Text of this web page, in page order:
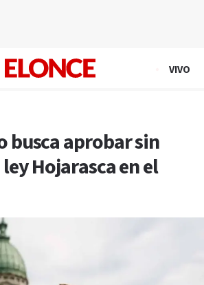
VIVO
busca aprobar sin
Hojarasca en el